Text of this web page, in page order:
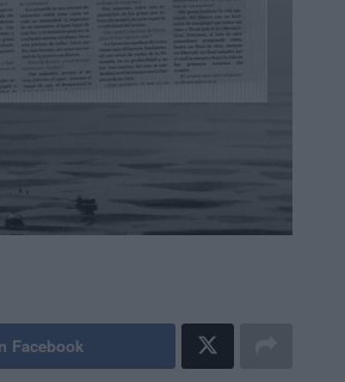
Facebook